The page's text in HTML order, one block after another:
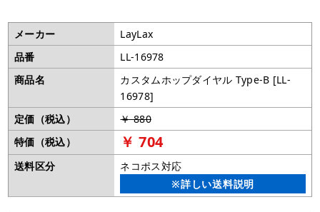
メーカー
LayLax
品番
LL-16978
商品名
カスタムホップダイヤル Type-B [LL-
16978]
定価（税込）
￥ 880
特価（税込）
￥ 704
送料区分
ネコポス対応
※詳しい送料説明